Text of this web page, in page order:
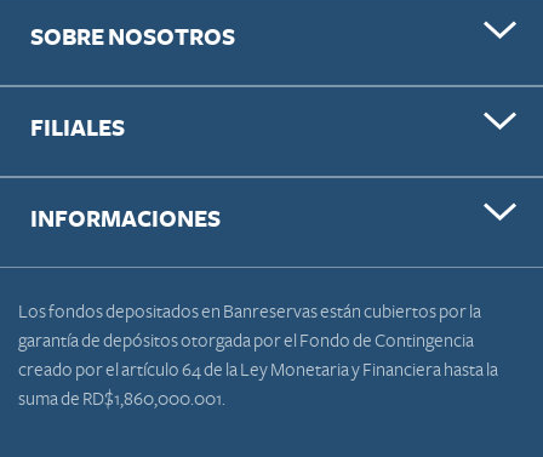
SOBRE NOSOTROS
FILIALES
INFORMACIONES
Los fondos depositados en Banreservas están cubiertos por la
garantía de depósitos otorgada por el Fondo de Contingencia
creado por el artículo 64 de la Ley Monetaria y Financiera hasta la
suma de RD$1,860,000.001.